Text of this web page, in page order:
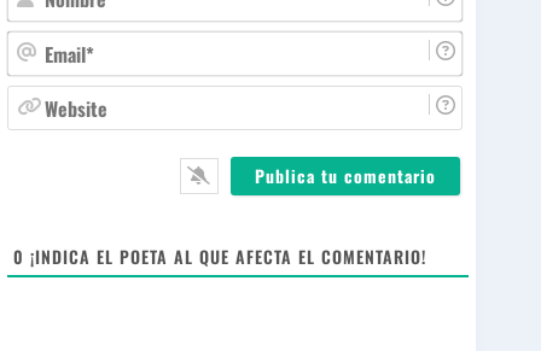
o
m
b
r
m
ie
0 ¡INDICA EL POETA AL QUE AFECTA EL COMENTARIO!